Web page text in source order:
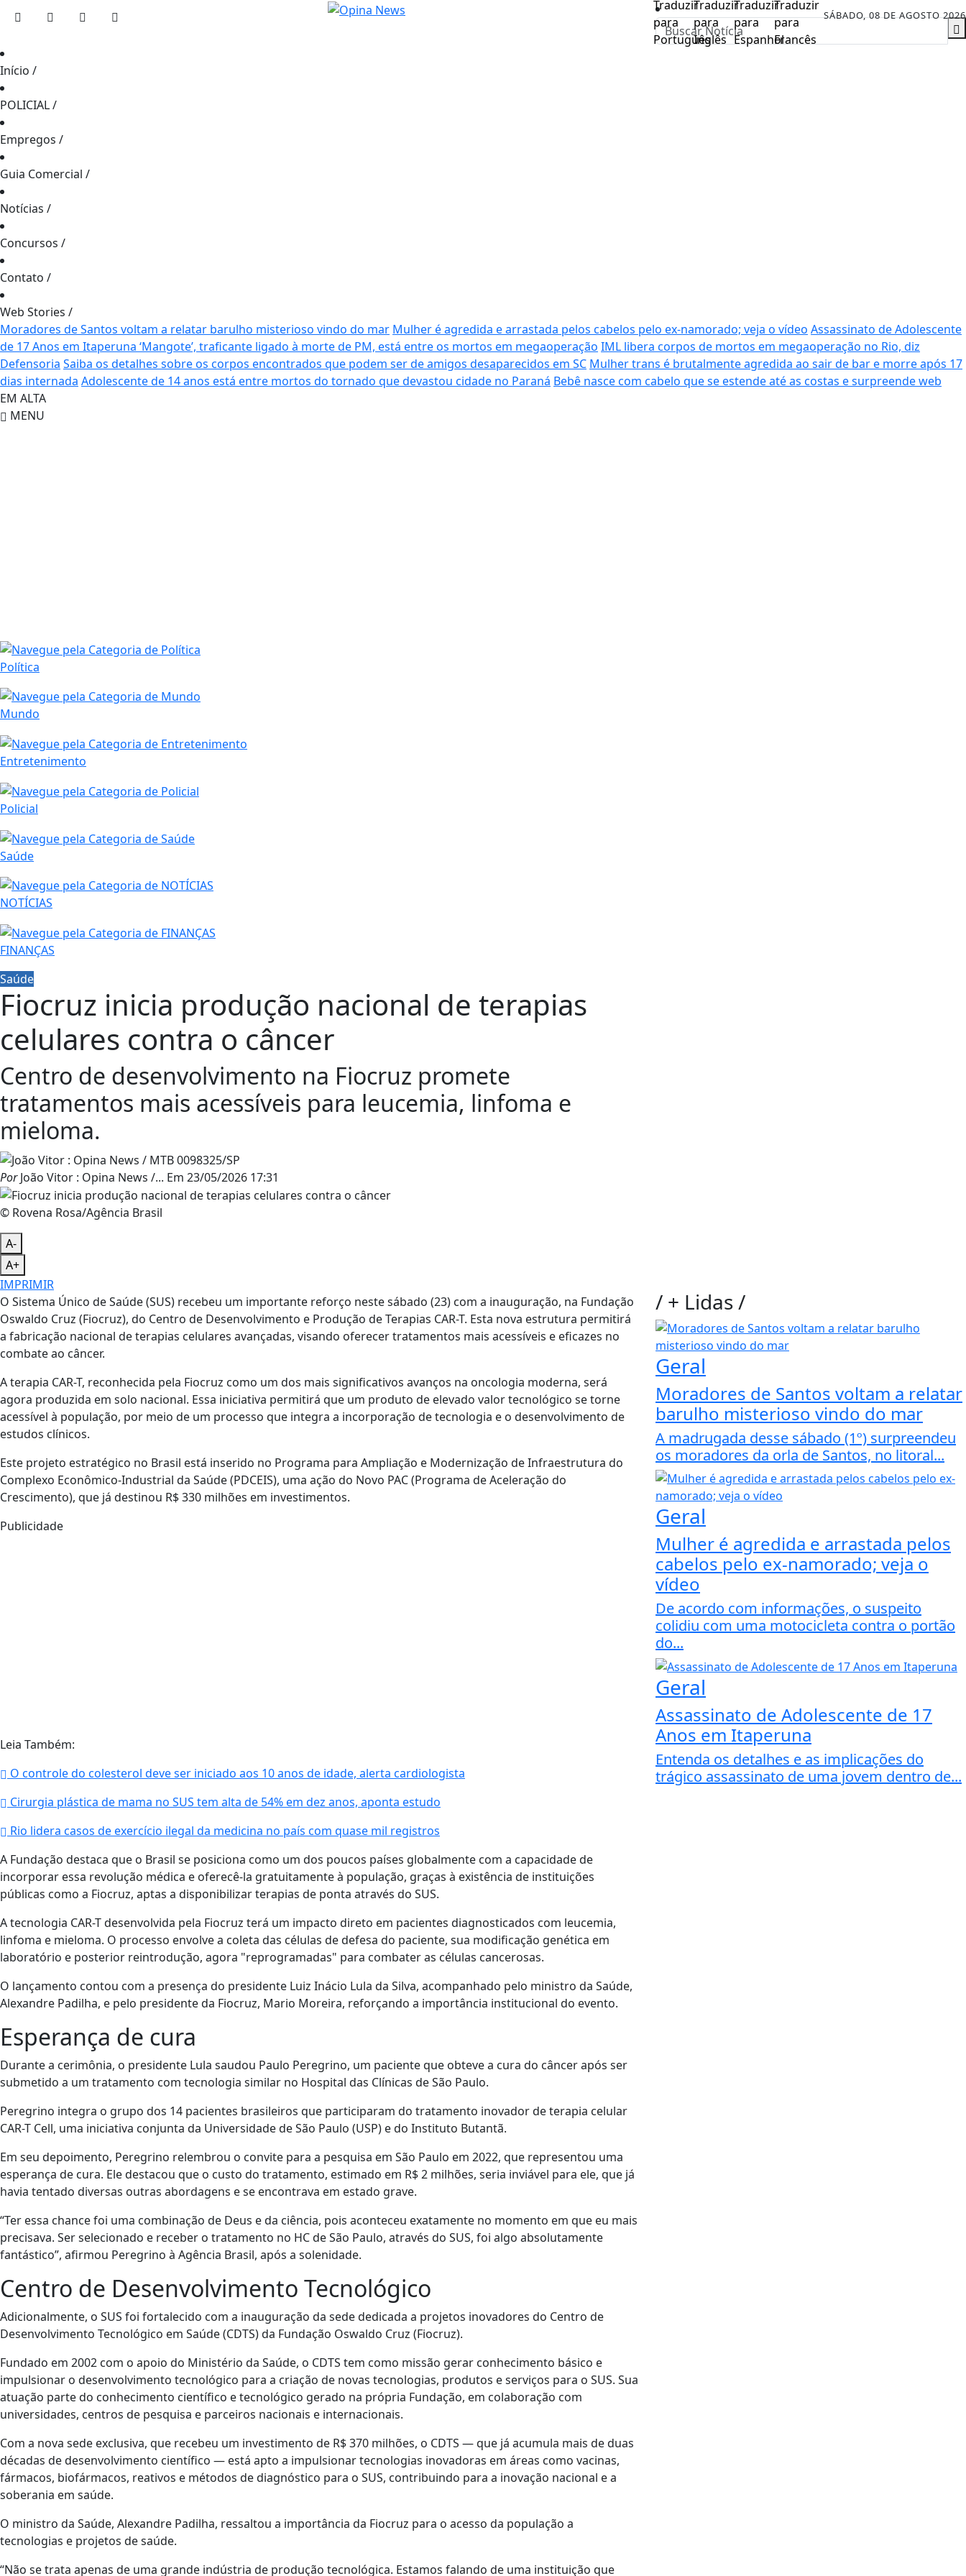
SÁBADO, 08 DE AGOSTO 2026
Início /
POLICIAL/
Empregos /
Guia Comercial /
Notícias /
Concursos /
Contato /
Web Stories /
Moradores de Santos voltam a relatar barulho misterioso vindo do mar Mulher é agredida e arrastada pelos cabelos pelo ex-namorado; veja o vídeo Assassinato de Adolescente
de 17 Anos em Itaperuna ‘Mangote’, traficante ligado à morte de PM, está entre os mortos em megaoperação IML libera corpos de mortos em megaoperação no Rio, diz
Defensoria Saiba os detalhes sobre os corpos encontrados que podem ser de amigos desaparecidos em SC Mulher trans é brutalmente agredida ao sair de bar e morre após 17
dias internada Adolescente de 14 anos está entre mortos do tornado que devastou cidade no Paraná Bebê nasce com cabelo que se estende até as costas e surpreende web
EM ALTA
MENU
Política
Mundo
Entretenimento
Policial
Saúde
NOTÍCIAS
FINANÇAS
Saúde
Fiocruz inicia produção nacional de terapias
celulares contra o câncer
Centro de desenvolvimento na Fiocruz promete
tratamentos mais acessíveis para leucemia, linfoma e
mieloma.
PorJoão Vitor : Opina News /... Em 23/05/2026 17:31
© Rovena Rosa/Agência Brasil
A-
A+
IMPRIMIR
O Sistema Único de Saúde (SUS) recebeu um importante reforço neste sábado (23) com a inauguração, na Fundação
Oswaldo Cruz (Fiocruz), do Centro de Desenvolvimento e Produção de Terapias CAR-T. Esta nova estrutura permitirá
a fabricação nacional de terapias celulares avançadas, visando oferecer tratamentos mais acessíveis e eficazes no
combate ao câncer.
A terapia CAR-T, reconhecida pela Fiocruz como um dos mais significativos avanços na oncologia moderna, será
agora produzida em solo nacional. Essa iniciativa permitirá que um produto de elevado valor tecnológico se torne
acessível à população, por meio de um processo que integra a incorporação de tecnologia e o desenvolvimento de
estudos clínicos.
Este projeto estratégico no Brasil está inserido no Programa para Ampliação e Modernização de Infraestrutura do
Complexo Econômico-Industrial da Saúde (PDCEIS), uma ação do Novo PAC (Programa de Aceleração do
Crescimento), que já destinou R$ 330 milhões em investimentos.
Publicidade
Leia Também:
O controle do colesterol deve ser iniciado aos 10 anos de idade, alerta cardiologista
Cirurgia plástica de mama no SUS tem alta de 54% em dez anos, aponta estudo
Rio lidera casos de exercício ilegal da medicina no país com quase mil registros
A Fundação destaca que o Brasil se posiciona como um dos poucos países globalmente com a capacidade de
incorporar essa revolução médica e oferecê-la gratuitamente à população, graças à existência de instituições
públicas como a Fiocruz, aptas a disponibilizar terapias de ponta através do SUS.
A tecnologia CAR-T desenvolvida pela Fiocruz terá um impacto direto em pacientes diagnosticados com leucemia,
linfoma e mieloma. O processo envolve a coleta das células de defesa do paciente, sua modificação genética em
laboratório e posterior reintrodução, agora "reprogramadas" para combater as células cancerosas.
O lançamento contou com a presença do presidente Luiz Inácio Lula da Silva, acompanhado pelo ministro da Saúde,
Alexandre Padilha, e pelo presidente da Fiocruz, Mario Moreira, reforçando a importância institucional do evento.
Esperança de cura
Durante a cerimônia, o presidente Lula saudou Paulo Peregrino, um paciente que obteve a cura do câncer após ser
submetido a um tratamento com tecnologia similar no Hospital das Clínicas de São Paulo.
Peregrino integra o grupo dos 14 pacientes brasileiros que participaram do tratamento inovador de terapia celular
CAR-T Cell, uma iniciativa conjunta da Universidade de São Paulo (USP) e do Instituto Butantã.
Em seu depoimento, Peregrino relembrou o convite para a pesquisa em São Paulo em 2022, que representou uma
esperança de cura. Ele destacou que o custo do tratamento, estimado em R$ 2 milhões, seria inviável para ele, que já
havia tentado diversas outras abordagens e se encontrava em estado grave.
“Ter essa chance foi uma combinação de Deus e da ciência, pois aconteceu exatamente no momento em que eu mais
precisava. Ser selecionado e receber o tratamento no HC de São Paulo, através do SUS, foi algo absolutamente
fantástico”, afirmou Peregrino à Agência Brasil, após a solenidade.
Centro de Desenvolvimento Tecnológico
Adicionalmente, o SUS foi fortalecido com a inauguração da sede dedicada a projetos inovadores do Centro de
Desenvolvimento Tecnológico em Saúde (CDTS) da Fundação Oswaldo Cruz (Fiocruz).
Fundado em 2002 com o apoio do Ministério da Saúde, o CDTS tem como missão gerar conhecimento básico e
impulsionar o desenvolvimento tecnológico para a criação de novas tecnologias, produtos e serviços para o SUS. Sua
atuação parte do conhecimento científico e tecnológico gerado na própria Fundação, em colaboração com
universidades, centros de pesquisa e parceiros nacionais e internacionais.
Com a nova sede exclusiva, que recebeu um investimento de R$ 370 milhões, o CDTS — que já acumula mais de duas
décadas de desenvolvimento científico — está apto a impulsionar tecnologias inovadoras em áreas como vacinas,
fármacos, biofármacos, reativos e métodos de diagnóstico para o SUS, contribuindo para a inovação nacional e a
soberania em saúde.
O ministro da Saúde, Alexandre Padilha, ressaltou a importância da Fiocruz para o acesso da população a
tecnologias e projetos de saúde.
“Não se trata apenas de uma grande indústria de produção tecnológica. Estamos falando de uma instituição que
/ + Lidas/
Geral
Moradores de Santos voltam a relatar
barulho misterioso vindo do mar
A madrugada desse sábado (1º) surpreendeu
os moradores da orla de Santos, no litoral...
Geral
Mulher é agredida e arrastada pelos
cabelos pelo ex-namorado; veja o
vídeo
De acordo com informações, o suspeito
colidiu com uma motocicleta contra o portão
do...
Geral
Assassinato de Adolescente de 17
Anos em Itaperuna
Entenda os detalhes e as implicações do
trágico assassinato de uma jovem dentro de...